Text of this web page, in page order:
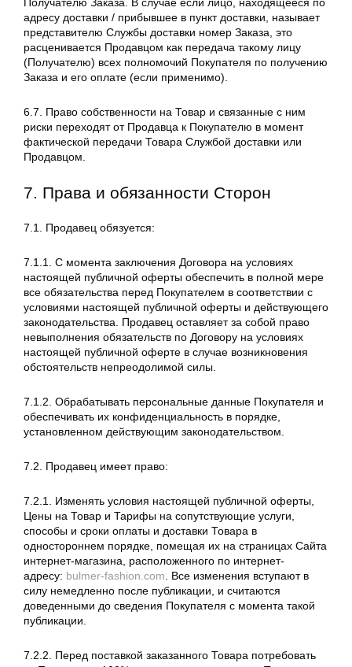
адресу доставки / прибывшее в пункт доставки, называет
представителю Службы доставки номер Заказа, это
расценивается Продавцом как передача такому лицу
(Получателю) всех полномочий Покупателя по получению
Заказа и его оплате (если применимо).
6.7. Право собственности на Товар и связанные с ним
риски переходят от Продавца к Покупателю в момент
фактической передачи Товара Службой доставки или
Продавцом.
7. Права и обязанности Сторон
7.1. Продавец обязуется:
7.1.1. С момента заключения Договора на условиях
настоящей публичной оферты обеспечить в полной мере
все обязательства перед Покупателем в соответствии с
условиями настоящей публичной оферты и действующего
законодательства. Продавец оставляет за собой право
невыполнения обязательств по Договору на условиях
настоящей публичной оферте в случае возникновения
обстоятельств непреодолимой силы.
7.1.2. Обрабатывать персональные данные Покупателя и
обеспечивать их конфиденциальность в порядке,
установленном действующим законодательством.
7.2. Продавец имеет право:
7.2.1. Изменять условия настоящей публичной оферты,
Цены на Товар и Тарифы на сопутствующие услуги,
способы и сроки оплаты и доставки Товара в
одностороннем порядке, помещая их на страницах Сайта
интернет-магазина, расположенного по интернет-
адресу: bulmer-fashion.com . Все изменения вступают в
силу немедленно после публикации, и считаются
доведенными до сведения Покупателя с момента такой
публикации.
7.2.2. Перед поставкой заказанного Товара потребовать